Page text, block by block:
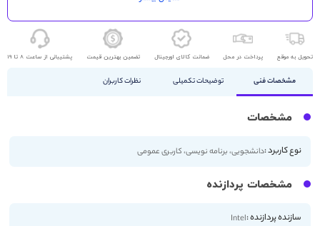
اندازه صفحه نمایش: 16.1 اینچ
کیفیت صفحه نمایش: 2K
تحویل به موقع پرداخت در محل ضمانت کالای اورجینال تضمین بهترین قیمت پشتیبانی از ساعت 8 تا 19
مشخصات فنی توضیحات تکمیلی نظرات کاربران
مشخصات
نوع کاربرد :دانشجویی، برنامه نویسی، کاربری عمومی
مشخصات پردازنده
سازنده پردازنده :Intel